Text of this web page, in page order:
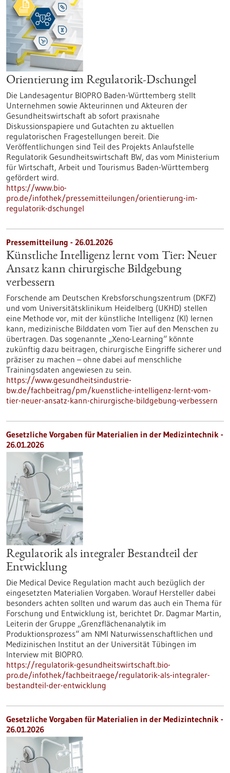
Orientierung im Regulatorik-Dschungel
Die Landesagentur BIOPRO Baden-Württemberg stellt
Unternehmen sowie Akteurinnen und Akteuren der
Gesundheitswirtschaft ab sofort praxisnahe
Diskussionspapiere und Gutachten zu aktuellen
regulatorischen Fragestellungen bereit. Die
Veröffentlichungen sind Teil des Projekts Anlaufstelle
Regulatorik Gesundheitswirtschaft BW, das vom Ministerium
für Wirtschaft, Arbeit und Tourismus Baden-Württemberg
gefördert wird.
https://www.bio-
pro.de/infothek/pressemitteilungen/orientierung-im-
regulatorik-dschungel
Pressemitteilung - 26.01.2026
Künstliche Intelligenz lernt vom Tier: Neuer
Ansatz kann chirurgische Bildgebung
verbessern
Forschende am Deutschen Krebsforschungszentrum (DKFZ)
und vom Universitätsklinikum Heidelberg (UKHD) stellen
eine Methode vor, mit der künstliche Intelligenz (KI) lernen
kann, medizinische Bilddaten vom Tier auf den Menschen zu
übertragen. Das sogenannte „Xeno-Learning“ könnte
zukünftig dazu beitragen, chirurgische Eingriffe sicherer und
präziser zu machen – ohne dabei auf menschliche
Trainingsdaten angewiesen zu sein.
https://www.gesundheitsindustrie-
bw.de/fachbeitrag/pm/kuenstliche-intelligenz-lernt-vom-
tier-neuer-ansatz-kann-chirurgische-bildgebung-verbessern
Gesetzliche Vorgaben für Materialien in der Medizintechnik -
26.01.2026
Regulatorik als integraler Bestandteil der
Entwicklung
Die Medical Device Regulation macht auch bezüglich der
eingesetzten Materialien Vorgaben. Worauf Hersteller dabei
besonders achten sollten und warum das auch ein Thema für
Forschung und Entwicklung ist, berichtet Dr. Dagmar Martin,
Leiterin der Gruppe „Grenzflächenanalytik im
Produktionsprozess“ am NMI Naturwissenschaftlichen und
Medizinischen Institut an der Universität Tübingen im
Interview mit BIOPRO.
https://regulatorik-gesundheitswirtschaft.bio-
pro.de/infothek/fachbeitraege/regulatorik-als-integraler-
bestandteil-der-entwicklung
Gesetzliche Vorgaben für Materialien in der Medizintechnik -
26.01.2026